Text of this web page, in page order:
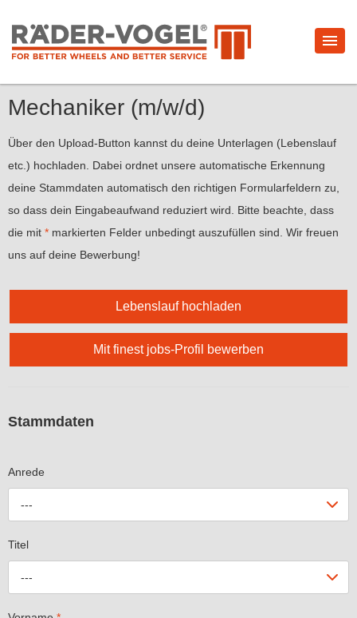
Mechaniker (m/w/d)
Über den Upload-Button kannst du deine Unterlagen (Lebenslauf
etc.) hochladen. Dabei ordnet unsere automatische Erkennung
deine Stammdaten automatisch den richtigen Formularfeldern zu,
so dass dein Eingabeaufwand reduziert wird. Bitte beachte, dass
die mit * markierten Felder unbedingt auszufüllen sind. Wir freuen
uns auf deine Bewerbung!
Lebenslauf hochladen
Mit finest jobs-Profil bewerben
Stammdaten
Anrede
---
Titel
---